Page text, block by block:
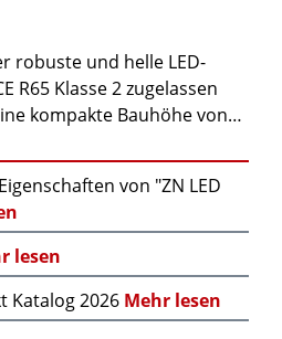
robuste und helle LED-
R65 Klasse 2 zugelassen
kompakte Bauhöhe von…
Eigenschaften von "ZN LED
lesen
Katalog 2026 Mehr lesen